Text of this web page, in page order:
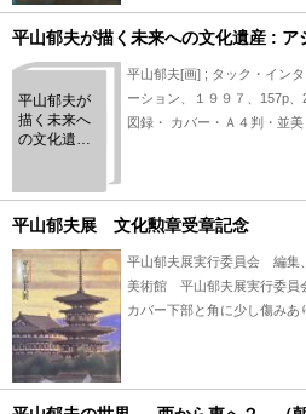
平山郁夫が描く未来への文化遺産 : ア
平山郁夫が
描く未来へ
の文化遺産 :
平山郁夫[画] ; タック・イン
ーション、１９９７、157p、
図録・ カバー・Ａ４判・並美
平山郁夫展 文化勲章受章記念
平山郁夫展実行委員会 編
美術館 平山郁夫展実行委員
カバー下部と角に少し傷みあ